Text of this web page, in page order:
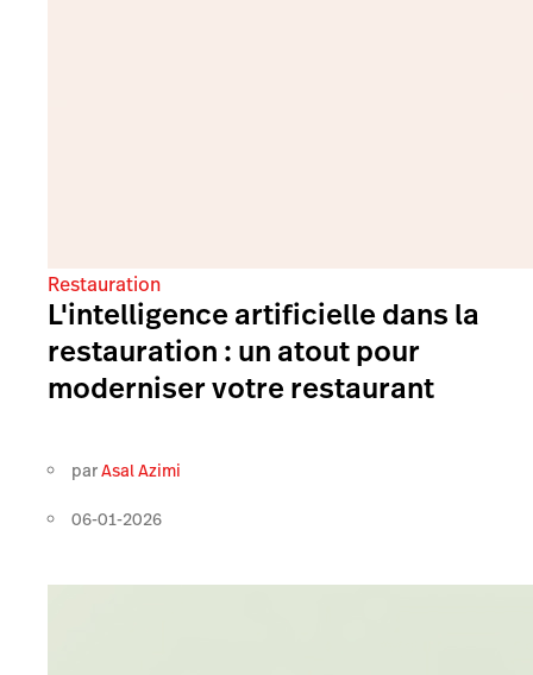
Restauration
L'intelligence artificielle dans la
restauration : un atout pour
moderniser votre restaurant
parAsal Azimi
06-01-2026